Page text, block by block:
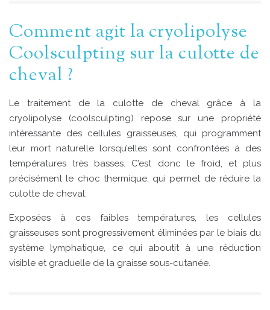
Comment agit la cryolipolyse
Coolsculpting sur la culotte de
cheval ?
Le traitement de la culotte de cheval grâce à la
cryolipolyse (coolsculpting) repose sur une propriété
intéressante des cellules graisseuses, qui programment
leur mort naturelle lorsqu’elles sont confrontées à des
températures très basses. C’est donc le froid, et plus
précisément le choc thermique, qui permet de réduire la
culotte de cheval.
Exposées à ces faibles températures, les cellules
graisseuses sont progressivement éliminées par le biais du
système lymphatique, ce qui aboutit à une réduction
visible et graduelle de la graisse sous-cutanée.